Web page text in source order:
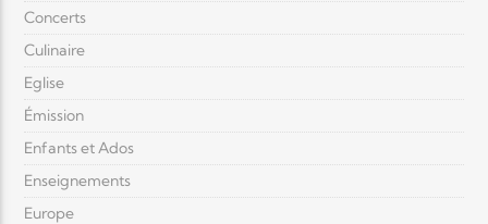
Concerts
Culinaire
Eglise
Émission
Enfants et Ados
Enseignements
Europe